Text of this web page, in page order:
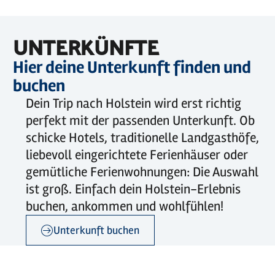
UNTERKÜNFTE
Hier deine Unterkunft finden und
buchen
Dein Trip nach Holstein wird erst richtig
perfekt mit der passenden Unterkunft. Ob
schicke Hotels, traditionelle Landgasthöfe,
liebevoll eingerichtete Ferienhäuser oder
gemütliche Ferienwohnungen: Die Auswahl
ist groß. Einfach dein Holstein-Erlebnis
buchen, ankommen und wohlfühlen!
Unterkunft buchen